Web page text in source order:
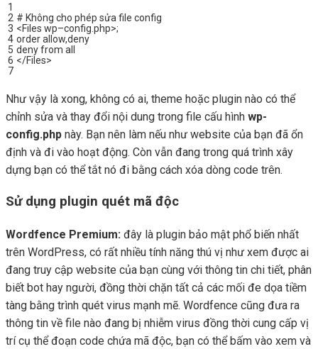
1
2
3
4
5
6
7
# Không cho phép sửa file config
<Files wp–config php>;
orderallow,deny
denyfrom all
</Files>
Như vậy là xong, không có ai, theme hoặc plugin nào có thể
chỉnh sửa và thay đổi nội dung trong file cấu hình wp-
config.php này. Bạn nên làm nếu như website của bạn đã ổn
định và đi vào hoạt động. Còn vẫn đang trong quá trình xây
dựng bạn có thể tắt nó đi bằng cách xóa dòng code trên.
Sử dụng plugin quét mã độc
Wordfence Premium: đây là plugin bảo mật phổ biến nhất
trên WordPress, có rất nhiều tính năng thú vị như xem được ai
đang truy cập website của bạn cùng với thông tin chi tiết, phân
biết bot hay người, đồng thời chặn tất cả các mối đe dọa tiềm
tàng bằng trình quét virus mạnh mẽ. Wordfence cũng đưa ra
thông tin về file nào đang bị nhiễm virus đồng thời cung cấp vị
trí cụ thể đoạn code chứa mã độc, bạn có thể bấm vào xem và